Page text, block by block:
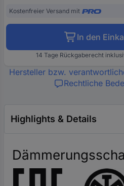
Kostenfreier Versand mit
In den
14 Tage Rückgaberecht
Hersteller bzw.
Rechtliche
Highlights & Details